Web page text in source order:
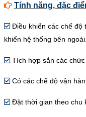
Tính năng, đặc
Điều khiển các chế độ
khiển hệ thống bên ngoài.
Tích hợp sẳn các
Có các chế độ vận
Đặt thời gian theo chu